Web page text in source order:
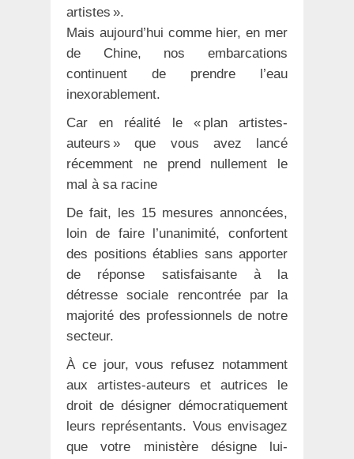
artistes ».
Mais aujourd’hui comme hier, en mer
de Chine, nos embarcations
continuent de prendre l’eau
inexorablement.
Car en réalité le « plan artistes-
auteurs » que vous avez lancé
récemment ne prend nullement le
mal à sa racine
De fait, les 15 mesures annoncées,
loin de faire l’unanimité, confortent
des positions établies sans apporter
de réponse satisfaisante à la
détresse sociale rencontrée par la
majorité des professionnels de notre
secteur.
À ce jour, vous refusez notamment
aux artistes-auteurs et autrices le
droit de désigner démocratiquement
leurs représentants. Vous envisagez
que votre ministère désigne lui-